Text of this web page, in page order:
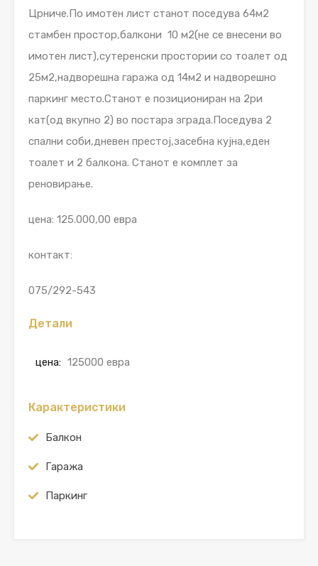
Црниче.По имотен лист станот поседува 64м2
стамбен простор,балкони 10 м2(не се внесени во
имотен лист),сутеренски простории со тоалет од
25м2,надворешна гаража од 14м2 и надворешно
паркинг место.Станот е позициониран на 2ри
кат(од вкупно 2) во постара зграда.Поседува 2
спални соби,дневен престој,засебна кујна,еден
тоалет и 2 балкона. Станот е комплет за
реновирање.
цена: 125.000,00 евра
контакт:
075/292-543
Детали
цена: 125000 евра
Карактеристики
Балкон
Гаража
Паркинг